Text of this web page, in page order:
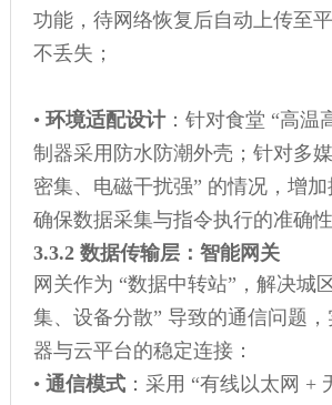
功能，待网络恢复后自动上传至
不丢失；
• 环境适配设计：针对食堂 “高温
制器采用防水防潮外壳；针对多
密集、电磁干扰强” 的情况，增加
确保数据采集与指令执行的准确性
3.3.2 数据传输层：智能网关
网关作为 “数据中转站”，解决城
集、设备分散” 导致的通信问题，
器与云平台的稳定连接：
• 通信模式：采用 “有线以太网 +